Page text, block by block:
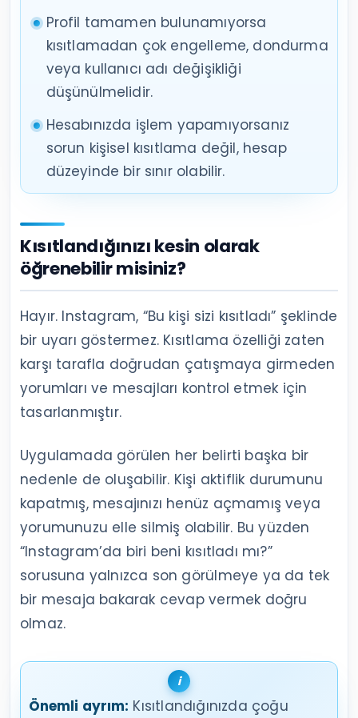
Profil tamamen bulunamıyorsa
kısıtlamadan çok engelleme, dondurma
veya kullanıcı adı değişikliği
düşünülmelidir.
Hesabınızda işlem yapamıyorsanız
sorun kişisel kısıtlama değil, hesap
düzeyinde bir sınır olabilir.
Kısıtlandığınızı kesin olarak
öğrenebilir misiniz?
Hayır. Instagram, “Bu kişi sizi kısıtladı” şeklinde
bir uyarı göstermez. Kısıtlama özelliği zaten
karşı tarafla doğrudan çatışmaya girmeden
yorumları ve mesajları kontrol etmek için
tasarlanmıştır.
Uygulamada görülen her belirti başka bir
nedenle de oluşabilir. Kişi aktiflik durumunu
kapatmış, mesajınızı henüz açmamış veya
yorumunuzu elle silmiş olabilir. Bu yüzden
“Instagram’da biri beni kısıtladı mı?”
sorusuna yalnızca son görülmeye ya da tek
bir mesaja bakarak cevap vermek doğru
olmaz.
Önemli ayrım: Kısıtlandığınızda çoğu